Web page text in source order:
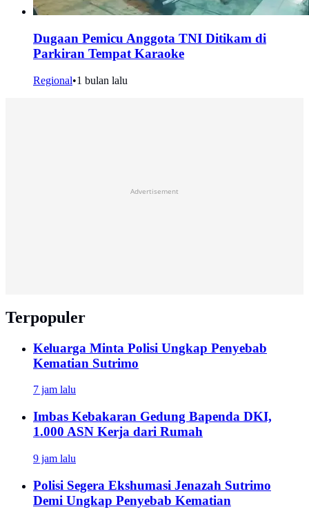
Dugaan Pemicu Anggota TNI Ditikam di
Parkiran Tempat Karaoke
Regional•1 bulan lalu
Advertisement
Terpopuler
Keluarga Minta Polisi Ungkap Penyebab
Kematian Sutrimo
7 jam lalu
Imbas Kebakaran Gedung Bapenda DKI,
1.000 ASN Kerja dari Rumah
9 jam lalu
Polisi Segera Ekshumasi Jenazah Sutrimo
Demi Ungkap Penyebab Kematian